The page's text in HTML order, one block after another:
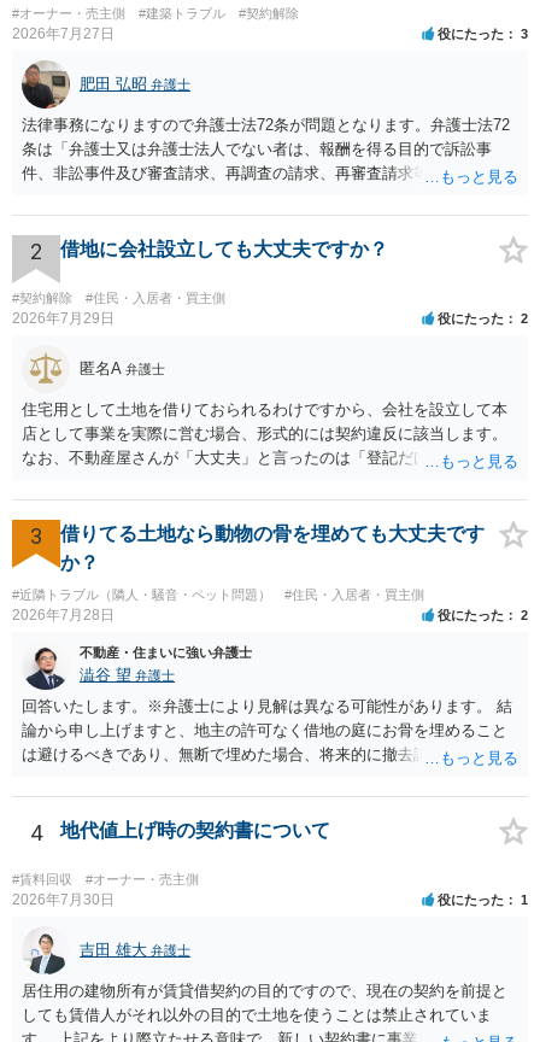
#オーナー・売主側 #建築トラブル #契約解除
2026年7月27日 役にたった 3
肥田 弘昭 弁護士
法律事務になりますので弁護士法72条が問題となります。弁護士法72
条は「弁護士又は弁護士法人でない者は、報酬を得る目的で訴訟事
件、非訟事件及び審査請求、再調査の請求、再審査請求等行政庁に対
しくは和解その他の法律事務を取り扱い、又はこれらの周旋をするこ
とを業とすることができない。ただし、この法律又は他の法律に別段
の定めがある場合は、この限りでない。」とのことから、報酬を得る
目的がないのであれば適法です。なぜなら、弁護士法72条に違反しな
いのであれば、委任については無償で委任者が受任者に委任できるか
2 借地に会社設立しても大丈夫ですか？
#契約解除 #住民・入居者・買主側
2026年7月29日 役にたった 2
匿名A 弁護士
住宅用として土地を借りておられるわけですから、会社を設立して本
店として事業を実際に営む場合、形式的には契約違反に該当します。
なお、不動産屋さんが「大丈夫」と言ったのは「登記だけなら実務上
れますが、これは法的な保証ではありません。 ただ、解除まで認めら
れるかどうかについては信頼関係が破壊されたかどうかで判断されま
すので、建物を事務所・店舗用に大きく改築する等までなさらない限
り、リスクはそれほど大きくないかもしれません。 しかしそれでも、
大家さんが契約違反を口実に、将来の更新時に更新料の上乗せを要求
したり、立ち退きを迫る材料に使ったりする可能性は否定できませ
ん。
3
借りてる土地なら動物の骨を埋めても大丈夫です
か？
#近隣トラブル（隣人・騒音・ペット問題） #住民・入居者・買主側
2026年7月28日 役にたった 2
不動産・住まいに強い弁護士
澁谷 望 弁護士
回答いたします。※弁護士により見解は異なる可能性があります。 結
論から申し上げますと、地主の許可なく借地の庭にお骨を埋めること
は避けるべきであり、無断で埋めた場合、将来的に撤去請求や退去時
上、自分のペットの遺骨を埋める行為自体は墓地埋葬法違反や不法投
棄には該当しないため、犯罪になるわけではありません。しかし、建
物の所有者は質問者様であっても、土地の所有権はあくまで地主にあ
ります。そのため、地主に無断でお骨を埋める行為は、他人の所有権
を侵害する行為や、借地人としての善管注意義務違反とみなされる可
事前に地主へ相談して許可を得るか、土地に直接埋めずに大きめの鉢
植え等で供養する「プランター葬」や、ペット霊園等への納骨を検討
されるのが確実かと思います。
4 地代値上げ時の契約書について
#賃料回収 #オーナー・売主側
2026年7月30日 役にたった 1
吉田 雄大 弁護士
居住用の建物所有が賃貸借契約の目的ですので、現在の契約を前提と
しても賃借人がそれ以外の目的で土地を使うことは禁止されていま
す。 上記をより際立たせる意味で、新しい契約書に事業用として用い